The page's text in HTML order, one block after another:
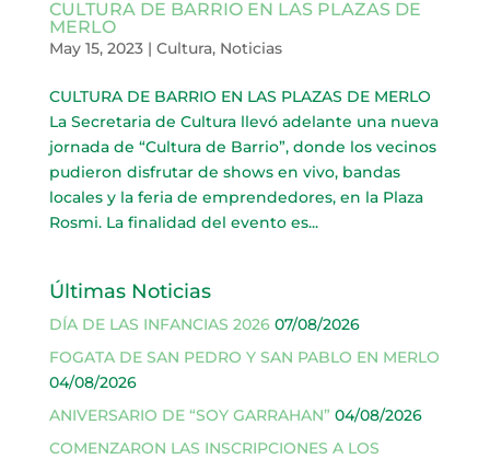
CULTURA DE BARRIO EN LAS PLAZAS DE
MERLO
May 15, 2023| Cultura, Noticias
CULTURA DE BARRIO EN LAS PLAZAS DE MERLO
La Secretaria de Cultura llevó adelante una nueva
jornada de “Cultura de Barrio”, donde los vecinos
pudieron disfrutar de shows en vivo, bandas
locales y la feria de emprendedores, en la Plaza
Rosmi. La finalidad del evento es...
Últimas Noticias
DÍA DE LAS INFANCIAS 2026 07/08/2026
FOGATA DE SAN PEDRO Y SAN PABLO EN MERLO
04/08/2026
ANIVERSARIO DE “SOY GARRAHAN” 04/08/2026
COMENZARON LAS INSCRIPCIONES A LOS